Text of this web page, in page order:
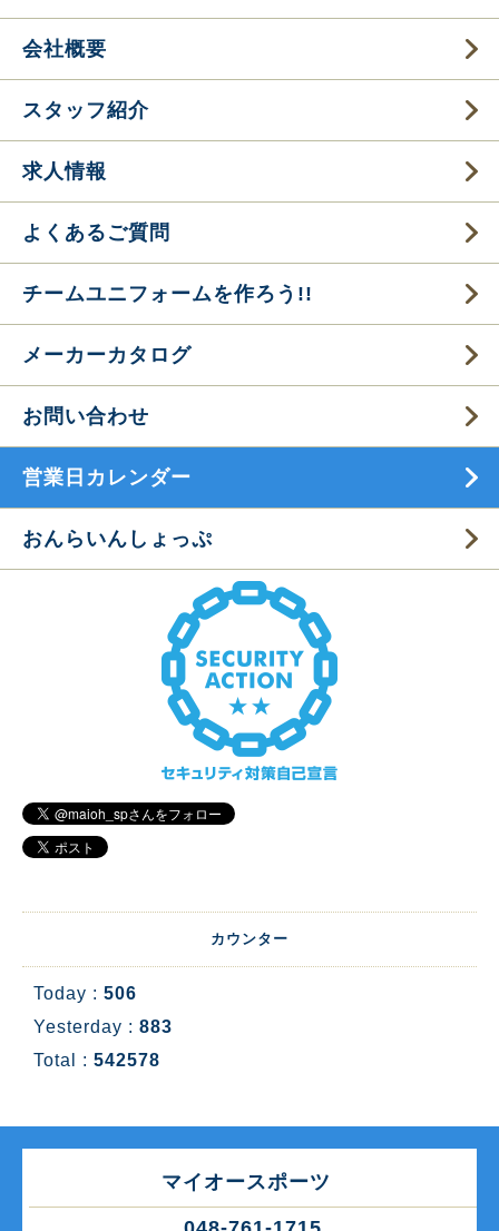
会社概要
スタッフ紹介
求人情報
よくあるご質問
チームユニフォームを作ろう!!
メーカーカタログ
お問い合わせ
営業日カレンダー
おんらいんしょっぷ
カウンター
Today : 506
Yesterday : 883
Total : 542578
マイオースポーツ